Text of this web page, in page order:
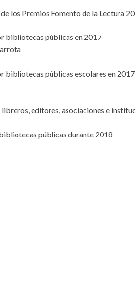
los Premios Fomento de la Lectura
bibliotecas públicas en 2017
bibliotecas públicas escolares en 2017
editores, asociaciones e
públicas durante 2018